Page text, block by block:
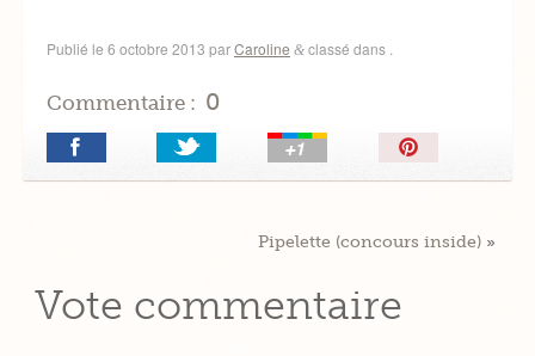
Publié le 6 octobre 2013 parCaroline &classé dans .
Commentaire : 0
Épingler!
Pipelette (concours inside)»
Vote commentaire